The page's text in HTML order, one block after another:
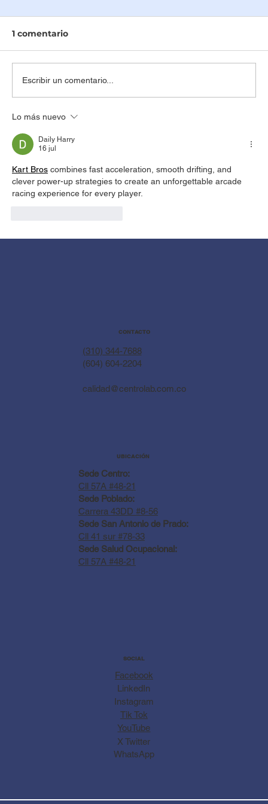
funciona?
1 comentario
Escribir un comentario...
Lo más nuevo
Daily Harry
16 jul
Kart Bros combines fast acceleration, smooth drifting, and
clever power-up strategies to create an unforgettable arcade
racing experience for every player.
CONTACTO
(310) 344-7688
(604) 604-2204
calidad@centrolab.com.co
UBICACIÓN
Sede Centro:
Cll 57A #48-21
Sede Poblado:
Carrera 43DD #8-56
Sede San Antonio de Prado:
Cll 41 sur #78-33
Sede Salud Ocupacional:
Cll 57A #48-21
SOCIAL
Facebook
Instagram
LinkedIn
Tik Tok
YouTube
X Twitter
WhatsApp